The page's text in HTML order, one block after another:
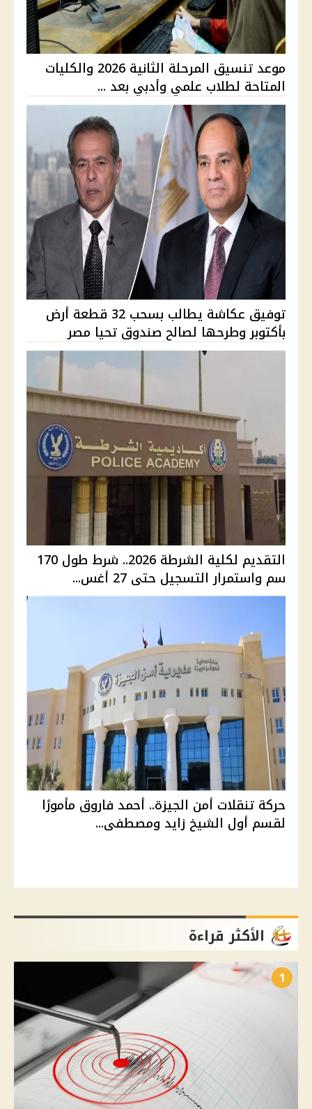
موعد تنسيق المرحلة الثانية 2026 والكليات
المتاحة لطلاب علمي وأدبي بعد ...
توفيق عكاشة يطالب بسحب 32 قطعة أرض
بأكتوبر وطرحها لصالح صندوق تحيا مصر
التقديم لكلية الشرطة 2026.. شرط طول 170
سم واستمرار التسجيل حتى 27 أغس...
حركة تنقلات أمن الجيزة.. أحمد فاروق مأمورًا
لقسم أول الشيخ زايد ومصطفى...
الأكثر قراءة
1